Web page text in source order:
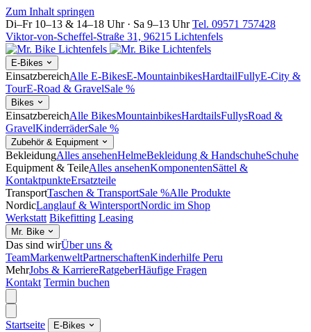
Zum Inhalt springen
Di–Fr 10–13 & 14–18 Uhr · Sa 9–13 Uhr Tel. 09571 757428
Viktor-von-Scheffel-Straße 31, 96215 Lichtenfels
E-Bikes
EinsatzbereichAlle E-BikesE-MountainbikesHardtailFullyE-City &
TourE-Road & GravelSale %
Bikes
EinsatzbereichAlle BikesMountainbikesHardtailsFullysRoad &
GravelKinderräderSale %
Zubehör & Equipment
BekleidungAlles ansehenHelmeBekleidung & HandschuheSchuhe
Equipment & TeileAlles ansehenKomponentenSättel &
KontaktpunkteErsatzteile
TransportTaschen & TransportSale %Alle Produkte
NordicLanglauf & WintersportNordic im Shop
Werkstatt Bikefitting Leasing
Mr. Bike
Das sind wirÜber uns &
TeamMarkenweltPartnerschaftenKinderhilfe Peru
MehrJobs & KarriereRatgeberHäufige Fragen
Kontakt Termin buchen
Startseite E-Bikes